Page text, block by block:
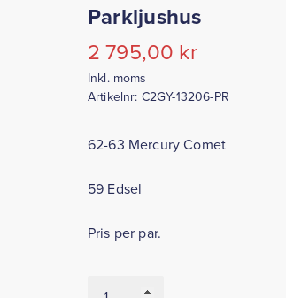
Parkljushus
2 795,00 kr
Inkl. moms
Artikelnr: C2GY-13206-PR
62-63 Mercury Comet
59 Edsel
Pris per par.